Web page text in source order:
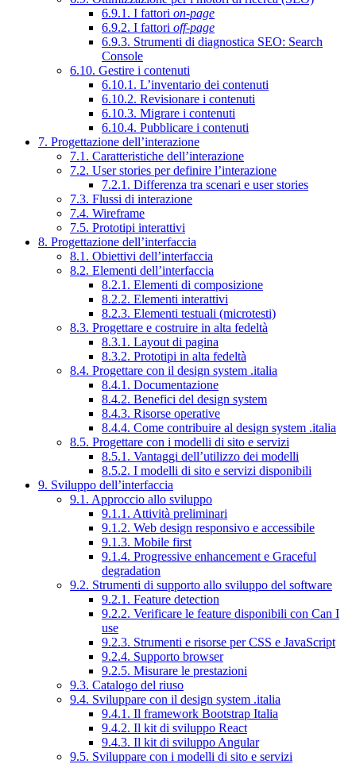
6.9.1. I fattori on-page
6.9.2. I fattori off-page
6.9.3. Strumenti di diagnostica SEO: Search
Console
6.10. Gestire i contenuti
6.10.1. L’inventario dei contenuti
6.10.2. Revisionare i contenuti
6.10.3. Migrare i contenuti
6.10.4. Pubblicare i contenuti
7. Progettazione dell’interazione
7.1. Caratteristiche dell’interazione
7.2. User stories per definire l’interazione
7.2.1. Differenza tra scenari e user stories
7.3. Flussi di interazione
7.4. Wireframe
7.5. Prototipi interattivi
8. Progettazione dell’interfaccia
8.1. Obiettivi dell’interfaccia
8.2. Elementi dell’interfaccia
8.2.1. Elementi di composizione
8.2.2. Elementi interattivi
8.2.3. Elementi testuali (microtesti)
8.3. Progettare e costruire in alta fedeltà
8.3.1. Layout di pagina
8.3.2. Prototipi in alta fedeltà
8.4. Progettare con il design system .italia
8.4.1. Documentazione
8.4.2. Benefici del design system
8.4.3. Risorse operative
8.4.4. Come contribuire al design system .italia
8.5. Progettare con i modelli di sito e servizi
8.5.1. Vantaggi dell’utilizzo dei modelli
8.5.2. I modelli di sito e servizi disponibili
9. Sviluppo dell’interfaccia
9.1. Approccio allo sviluppo
9.1.1. Attività preliminari
9.1.2. Web design responsivo e accessibile
9.1.3. Mobile first
9.1.4. Progressive enhancement e Graceful
degradation
9.2. Strumenti di supporto allo sviluppo del software
9.2.1. Feature detection
9.2.2. Verificare le feature disponibili con Can I
use
9.2.3. Strumenti e risorse per CSS e JavaScript
9.2.4. Supporto browser
9.2.5. Misurare le prestazioni
9.3. Catalogo del riuso
9.4. Sviluppare con il design system .italia
9.4.1. Il framework Bootstrap Italia
9.4.2. Il kit di sviluppo React
9.4.3. Il kit di sviluppo Angular
9.5. Sviluppare con i modelli di sito e servizi